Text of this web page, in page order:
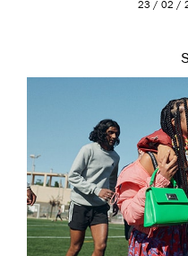
23 / 02 /